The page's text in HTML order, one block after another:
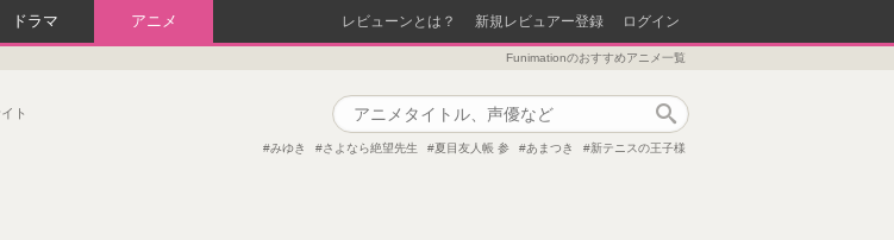
ドラマ アニメ レビューンとは？ 新規レビュアー登録 ログイン
Funimationのおすすめアニメ一覧
ト
みゆき さよなら絶望先生 夏目友人帳 参 あまつき 新テニスの王子様